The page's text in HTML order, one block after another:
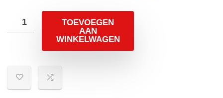
TOEVOEGEN
AAN
WINKELWAGEN